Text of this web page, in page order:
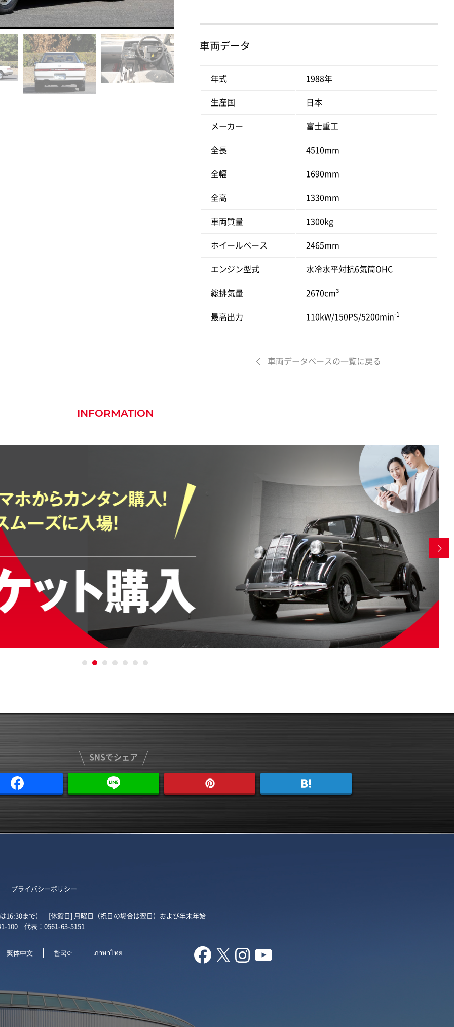
車両データ
年式
1988年
生産国
日本
メーカー
富士重工
全長
4510mm
全幅
1690mm
全高
1330mm
車両質量
1300kg
ホイールベース
2465mm
エンジン型式
水冷水平対抗6気筒OHC
総排気量
2670cm³
最高出力
110kW/150PS/5200min-1
車両データベースの一覧に戻る
INFORMATION

SNSでシェア
プライバシーポリシー
16:30まで） [休館日] 月曜日（祝日の場合は翌日）および年末年始
41-100代表：0561-63-5151
繁体中文 한국어 ภาษาไทย    